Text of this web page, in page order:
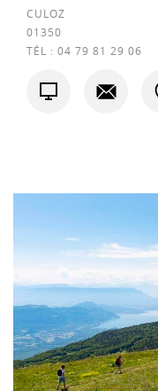
CULOZ
01350
TÉL : 04 79 81 29 06